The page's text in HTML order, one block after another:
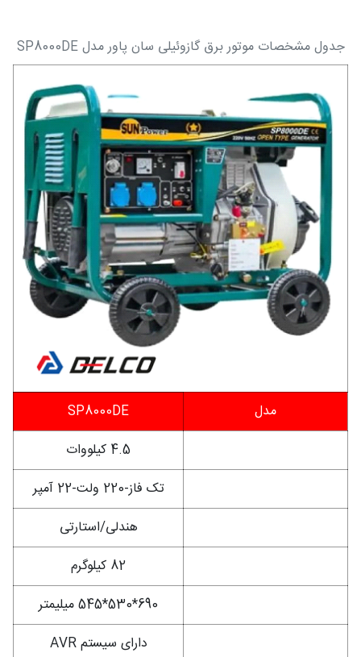
جدول مشخصات موتور برق گازوئیلی سان پاور مدل SP8000DE
مدل
SP8000DE
4.5 کیلووات
تک فاز-220 ولت-22 آمپر
هندلی/استارتی
82 کیلوگرم
690*530*545 میلیمتر
دارای سیستم AVR